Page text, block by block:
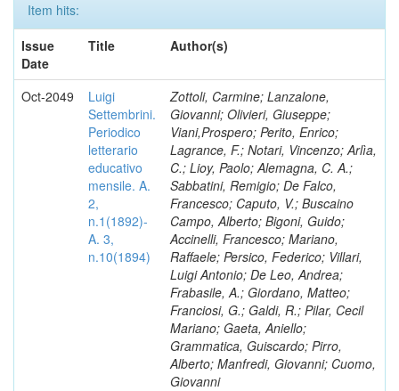
Item hits:
Issue
Date
Title Author(s)
Oct-2049
Luigi
Settembrini.
Periodico
letterario
educativo
mensile. A.
2,
n.1(1892)-
A. 3,
n.10(1894)
Zottoli, Carmine; Lanzalone,
Giovanni; Olivieri, Giuseppe;
Viani,Prospero; Perito, Enrico;
Lagrance, F.; Notari, Vincenzo; Arlìa,
C.; Lioy, Paolo; Alemagna, C. A.;
Sabbatini, Remigio; De Falco,
Francesco; Caputo, V.; Buscaino
Campo, Alberto; Bigoni, Guido;
Accinelli, Francesco; Mariano,
Raffaele; Persico, Federico; Villari,
Luigi Antonio; De Leo, Andrea;
Frabasile, A.; Giordano, Matteo;
Franciosi, G.; Galdi, R.; Pilar, Cecil
Mariano; Gaeta, Aniello;
Grammatica, Guiscardo; Pirro,
Alberto; Manfredi, Giovanni; Cuomo,
Giovanni